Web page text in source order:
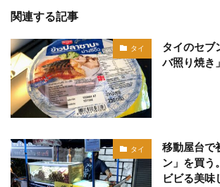
関連する記事
タイ
タイのセブ
バ照り焼き
タイ
移動屋台で
ン」を買う
ビビる美味